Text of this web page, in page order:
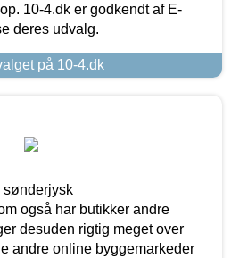
10-4.dk er godkendt af E-
deres udvalg.
på 10-4.dk
sønderjysk
også har butikker andre
desuden rigtig meget over
andre online byggemarkeder